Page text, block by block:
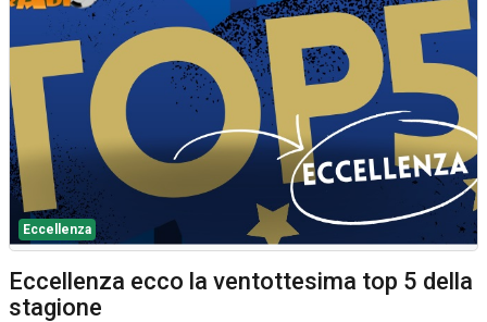
Eccellenza
Eccellenza ecco la ventottesima top 5 della
stagione